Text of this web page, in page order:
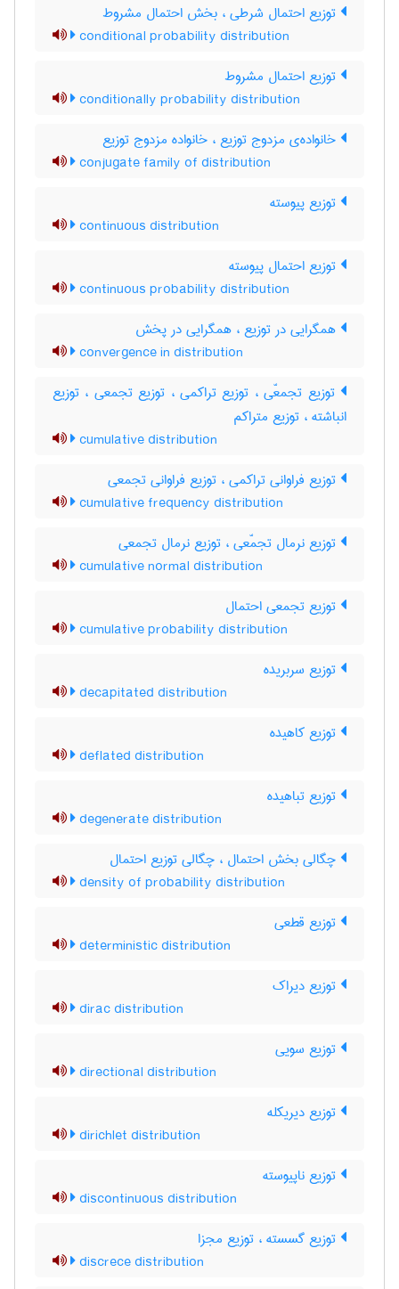
توزیع احتمال شرطی ، بخش احتمال مشروط
conditional probability distribution
توزیع احتمال مشروط
conditionally probability distribution
خانواده‌ی مزدوج توزیع ، خانواده مزدوج توزیع
conjugate family of distribution
توزیع پیوسته
continuous distribution
توزیع احتمال پیوسته
continuous probability distribution
همگرایی در توزیع ، همگرایی در پخش
convergence in distribution
توزیع تجمعّی ، توزیع تراکمی ، توزیع تجمعی ، توزیع
انباشته ، توزیع متراکم
cumulative distribution
توزیع فراوانی تراکمی ، توزیع فراوانی تجمعی
cumulative frequency distribution
توزیع نرمال تجمّعی ، توزیع نرمال تجمعی
cumulative normal distribution
توزیع تجمعی احتمال
cumulative probability distribution
توزیع سربریده
decapitated distribution
توزیع کاهیده
deflated distribution
توزیع تباهیده
degenerate distribution
چگالی بخش احتمال ، چگالی توزیع احتمال
density of probability distribution
توزیع قطعی
deterministic distribution
توزیع دیراک
dirac distribution
توزیع سویی
directional distribution
توزیع دیریکله
dirichlet distribution
توزیع ناپیوسته
discontinuous distribution
توزیع گسسته ، توزیع مجزا
discrece distribution